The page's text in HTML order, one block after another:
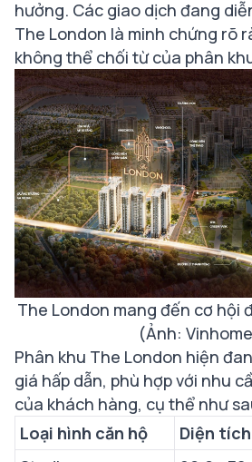
hưởng. Các giao dịch đang
The London là minh chứng rõ
không thể chối từ của phân
The London mang đến cơ hội
(Ảnh:
Phân khu The London hiện
giá hấp dẫn, phù hợp với nhu
của khách hàng, cụ thể như
Loại hình căn hộ
Diện tích